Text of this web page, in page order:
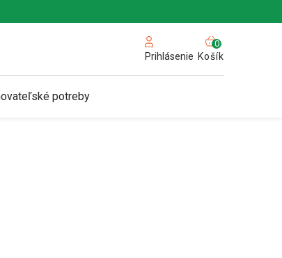
Prihlásenie KOŠÍK
Košík
potreby